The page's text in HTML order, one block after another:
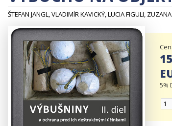
ŠTEFAN JANGL, VLADIMÍR KAVICKÝ, LUCIA FIGULI,
5%